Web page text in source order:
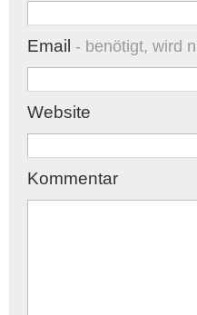
Email - benötigt, wird
Website
Kommentar